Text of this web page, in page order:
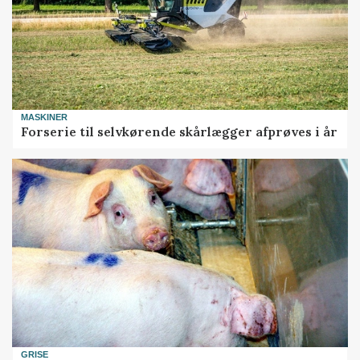
MASKINER
Forserie til selvkørende skårlægger afprøves i år
GRISE